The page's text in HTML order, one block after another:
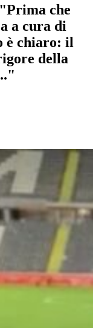
che
a cura di
è chiaro: il
della